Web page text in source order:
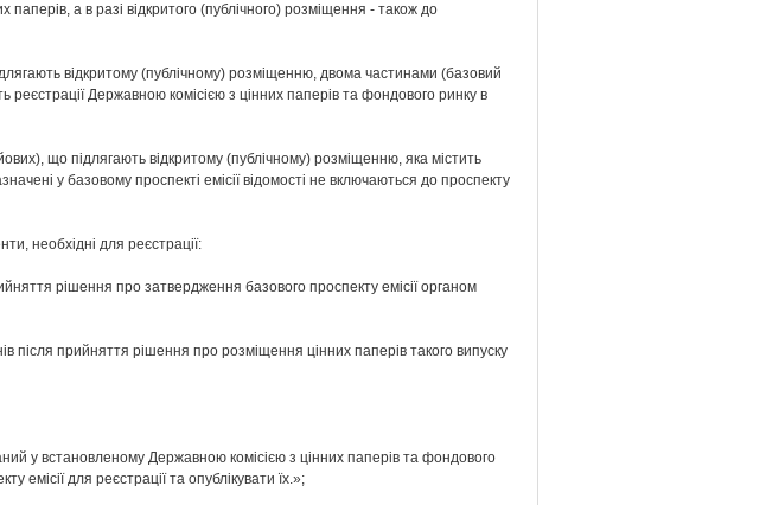
паперів, а в разі відкритого (публічного) розміщення - також до
відкритому (публічному) розміщенню, двома частинами (базовий
реєстрації Державною комісією з цінних паперів та фондового ринку в
що підлягають відкритому (публічному) розміщенню, яка містить
у базовому проспекті емісії відомості не включаються до проспекту
необхідні для реєстрації:
рішення про затвердження базового проспекту емісії органом
після прийняття рішення про розміщення цінних паперів такого випуску
у встановленому Державною комісією з цінних паперів та фондового
емісії для реєстрації та опублікувати їх.»;